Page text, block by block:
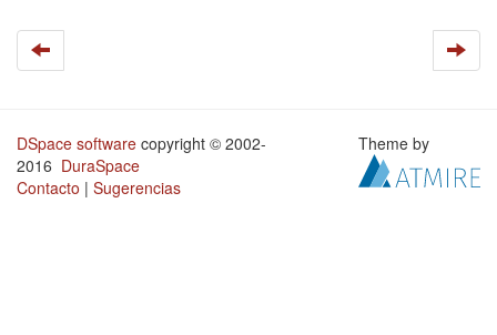
DSpace software copyright © 2002-
2016 DuraSpace
Contacto | Sugerencias
Theme by